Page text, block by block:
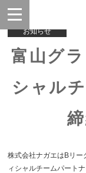
お知らせ
富山グ
シャル
株式会社ナガエはBリ
ィシャルチームパート